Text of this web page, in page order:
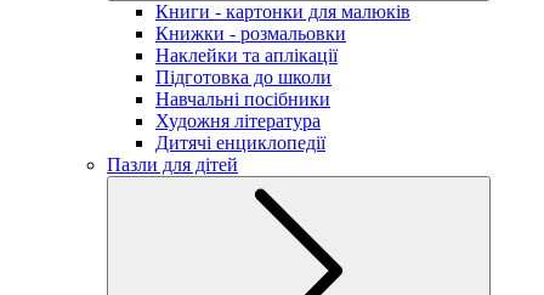
Книги - картонки для малюків
Книжки - розмальовки
Наклейки та аплікації
Підготовка до школи
Навчальні посібники
Художня література
Дитячі енциклопедії
Пазли для дітей